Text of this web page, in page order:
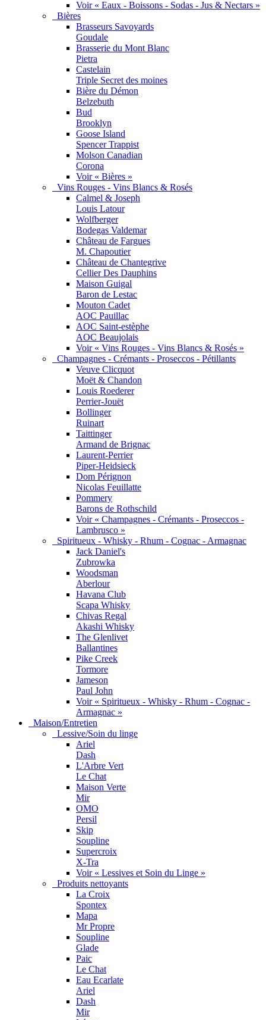
Voir « Eaux - Boissons - Sodas - Jus & Nectars »
Bières
Brasseurs Savoyards
Goudale
Brasserie du Mont Blanc
Pietra
Castelain
Triple Secret des moines
Bière du Démon
Belzebuth
Bud
Brooklyn
Goose Island
Spencer Trappist
Molson Canadian
Corona
Voir « Bières »
Vins Rouges - Vins Blancs & Rosés
Calmel & Joseph
Louis Latour
Wolfberger
Bodegas Valdemar
Château de Fargues
M. Chapoutier
Château de Chantegrive
Cellier Des Dauphins
Maison Guigal
Baron de Lestac
Mouton Cadet
AOC Pauillac
AOC Saint-estèphe
AOC Beaujolais
Voir « Vins Rouges - Vins Blancs & Rosés »
Champagnes - Crémants - Proseccos - Pétillants
Veuve Clicquot
Moët & Chandon
Louis Roederer
Perrier-Jouët
Bollinger
Ruinart
Taittinger
Armand de Brignac
Laurent-Perrier
Piper-Heidsieck
Dom Pérignon
Nicolas Feuillatte
Pommery
Barons de Rothschild
Voir « Champagnes - Crémants - Proseccos -
Lambrusco »
Spiritueux - Whisky - Rhum - Cognac - Armagnac
Jack Daniel's
Zubrowka
Woodsman
Aberlour
Havana Club
Scapa Whisky
Chivas Regal
Akashi Whisky
The Glenlivet
Ballantines
Pike Creek
Tormore
Jameson
Paul John
Voir « Spiritueux - Whisky - Rhum - Cognac -
Armagnac »
Maison/Entretien
Lessive/Soin du linge
Ariel
Dash
L'Arbre Vert
Le Chat
Maison Verte
Mir
OMO
Persil
Skip
Soupline
Supercroix
X-Tra
Voir « Lessives et Soin du Linge »
Produits nettoyants
La Croix
Spontex
Mapa
Mr Propre
Soupline
Glade
Paic
Le Chat
Eau Ecarlate
Ariel
Dash
Mir